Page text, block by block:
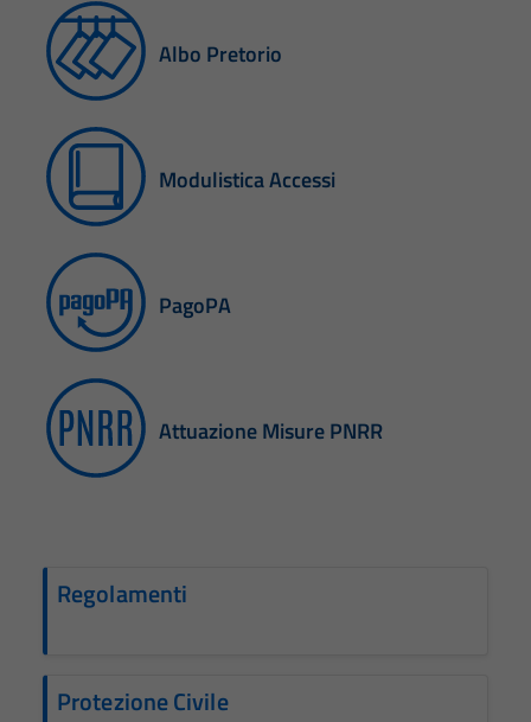
Albo Pretorio
Modulistica Accessi
PagoPA
Attuazione Misure PNRR
Regolamenti
Protezione Civile